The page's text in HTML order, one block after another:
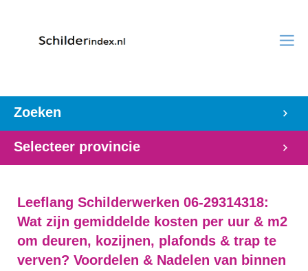
Zoeken
Selecteer provincie
Leeflang Schilderwerken 06-29314318:
Wat zijn gemiddelde kosten per uur & m2
om deuren, kozijnen, plafonds & trap te
verven? Voordelen & Nadelen van binnen